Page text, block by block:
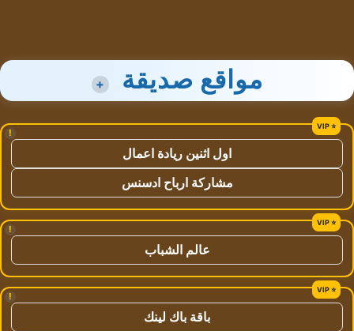
مواقع صديقة +
!
اول اثنين ريادة اعمال
مشاركة ارباح ادسنس
!
عالم الشباب
!
باقة باك لينك